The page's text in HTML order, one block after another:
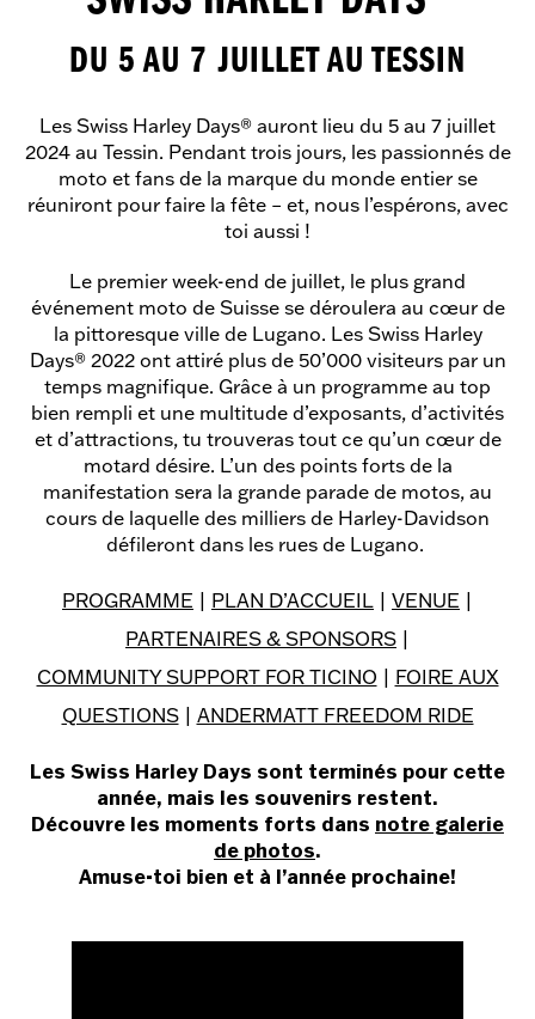
DU 5 AU 7 JUILLET AU TESSIN
Les Swiss Harley Days® auront lieu du 5 au 7 juillet
2024 au Tessin. Pendant trois jours, les passionnés de
moto et fans de la marque du monde entier se
réuniront pour faire la fête – et, nous l’espérons, avec
toi aussi !
Le premier week-end de juillet, le plus grand
événement moto de Suisse se déroulera au cœur de
la pittoresque ville de Lugano. Les Swiss Harley
Days® 2022 ont attiré plus de 50’000 visiteurs par un
temps magnifique. Grâce à un programme au top
bien rempli et une multitude d’exposants, d’activités
et d’attractions, tu trouveras tout ce qu’un cœur de
motard désire. L’un des points forts de la
manifestation sera la grande parade de motos, au
cours de laquelle des milliers de Harley-Davidson
défileront dans les rues de Lugano.
PROGRAMME | PLAN D’ACCUEIL | VENUE |
PARTENAIRES & SPONSORS |
COMMUNITY SUPPORT FOR TICINO | FOIRE AUX
QUESTIONS| ANDERMATT FREEDOM RIDE
Les Swiss Harley Days sont terminés pour cette
année, mais les souvenirs restent.
Découvre les moments forts dans notre galerie
de photos.
Amuse-toi bien et à l’année prochaine!